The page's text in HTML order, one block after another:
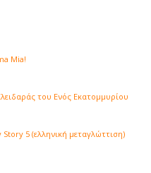
Mia!
του Ενός Εκατομμυρίου
Story 5 (ελληνική μεταγλώττιση)